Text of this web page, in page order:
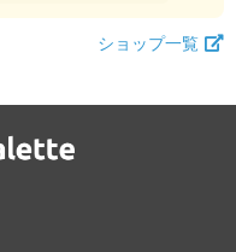
ショップ一覧